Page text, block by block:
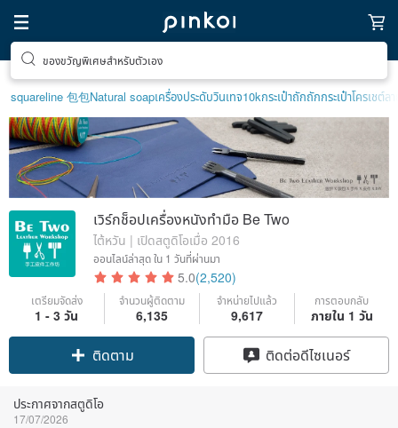
ตามหาไอเทมฮีลใจ
squareline 包包Natural soapเครื่องประดับวินเทจ10kกระเป๋าถักถักกระเป๋าโครเชต์ล
เวิร์กช็อปเครื่องหนังทำมือ Be Two
ไต้หวัน | เปิดสตูดิโอเมื่อ 2016
ออนไลน์ล่าสุดใน 1 วันที่ผ่านมา
5.0(2,520)
เตรียมจัดส่ง
1 - 3 วัน
จำนวนผู้ติดตาม
6,135
จำหน่ายไปแล้ว
9,617
การตอบกลับ
ภายใน 1 วัน
Claim coupon
ติดตาม
ติดต่อดีไซเนอร์
ประกาศจากสตูดิโอ
17/07/2026